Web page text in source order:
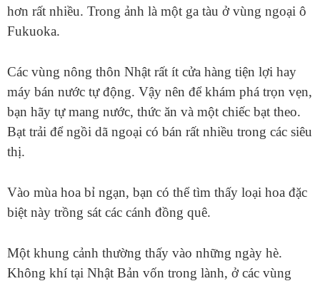
hơn rất nhiều. Trong ảnh là một ga tàu ở vùng ngoại ô
Fukuoka.
Các vùng nông thôn Nhật rất ít cửa hàng tiện lợi hay
máy bán nước tự động. Vậy nên để khám phá trọn vẹn,
bạn hãy tự mang nước, thức ăn và một chiếc bạt theo.
Bạt trải để ngồi dã ngoại có bán rất nhiều trong các siêu
thị.
Vào mùa hoa bỉ ngạn, bạn có thể tìm thấy loại hoa đặc
biệt này trồng sát các cánh đồng quê.
Một khung cảnh thường thấy vào những ngày hè.
Không khí tại Nhật Bản vốn trong lành, ở các vùng